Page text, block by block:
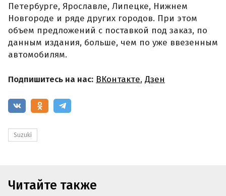
Петербурге, Ярославле, Липецке, Нижнем
Новгороде и ряде других городов. При этом
объем предложений с поставкой под заказ, по
данным издания, больше, чем по уже ввезенным
автомобилям.
Подпишитесь на нас: ВКонтакте, Дзен
Suzuki
Читайте также